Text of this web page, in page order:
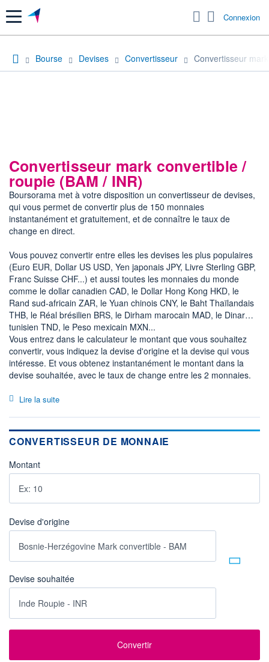
Menu Connexion
Bourse Devises Convertisseur Convertisseur
Convertisseur mark convertible /
roupie (BAM / INR)
Boursorama met à votre disposition un convertisseur de devises,
qui vous permet de convertir plus de 150 monnaies
instantanément et gratuitement, et de connaître le taux de
change en direct.
Vous pouvez convertir entre elles les devises les plus populaires
(Euro EUR, Dollar US USD, Yen japonais JPY, Livre Sterling GBP,
Franc Suisse CHF...) et aussi toutes les monnaies du monde
comme le dollar canadien CAD, le Dollar Hong Kong HKD, le
Rand sud-africain ZAR, le Yuan chinois CNY, le Baht Thaïlandais
THB, le Réal brésilien BRS, le Dirham marocain MAD, le Dinar
tunisien TND, le Peso mexicain MXN...
Vous entrez dans le calculateur le montant que vous souhaitez
convertir, vous indiquez la devise d'origine et la devise qui vous
intéresse. Et vous obtenez instantanément le montant dans la
devise souhaitée, avec le taux de change entre les 2 monnaies.
Lire la suite
CONVERTISSEUR DE MONNAIE
Montant
Devise d'origine
Devise souhaitée